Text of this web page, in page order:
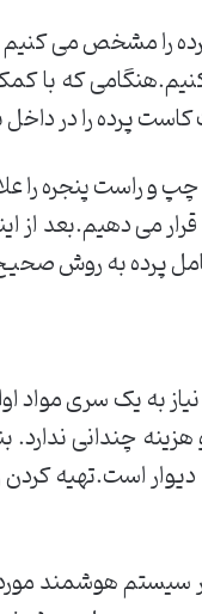
را مشخص می
که با
پرده را در
بالایی سمت چپ و
می دهیم.بعد از
پرده به روش صحیح
یک سری مواد
چندانی ندارد.
است.تهیه